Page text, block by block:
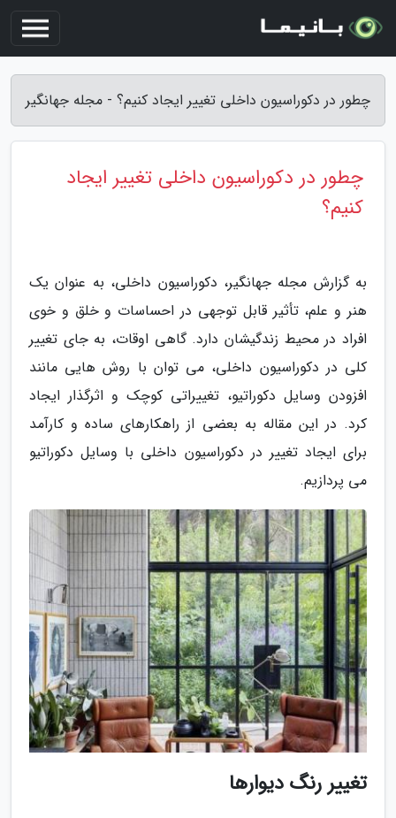
چطور در دکوراسیون داخلی تغییر ایجاد کنیم؟ - مجله جهانگیر
چطور در دکوراسیون داخلی تغییر ایجاد
کنیم؟
به گزارش مجله جهانگیر، دکوراسیون داخلی، به عنوان یک
هنر و علم، تأثیر قابل توجهی در احساسات و خلق و خوی
افراد در محیط زندگیشان دارد. گاهی اوقات، به جای تغییر
کلی در دکوراسیون داخلی، می توان با روش هایی مانند
افزودن وسایل دکوراتیو، تغییراتی کوچک و اثرگذار ایجاد
کرد. در این مقاله به بعضی از راهکارهای ساده و کارآمد
برای ایجاد تغییر در دکوراسیون داخلی با وسایل دکوراتیو
می پردازیم.
تغییر رنگ دیوارها